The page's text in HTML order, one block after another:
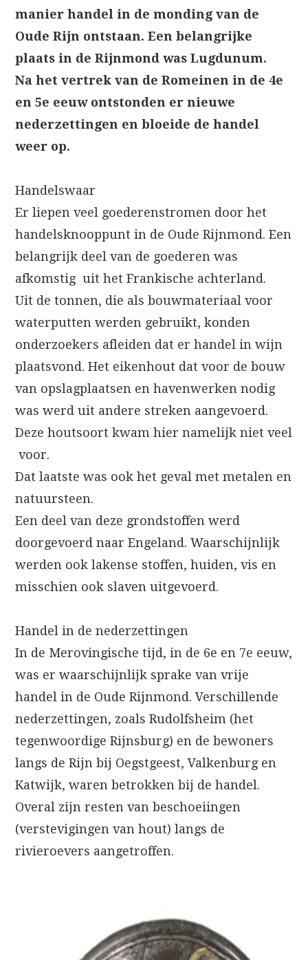
manier handel in de monding van de
Oude Rijn ontstaan. Een belangrijke
plaats in de Rijnmond was Lugdunum.
Na het vertrek van de Romeinen in de 4e
en 5e eeuw ontstonden er nieuwe
nederzettingen en bloeide de handel
weer op.
Handelswaar
Er liepen veel goederenstromen door het
handelsknooppunt in de Oude Rijnmond. Een
belangrijk deel van de goederen was
afkomstig uit het Frankische achterland.
Uit de tonnen, die als bouwmateriaal voor
waterputten werden gebruikt, konden
onderzoekers afleiden dat er handel in wijn
plaatsvond. Het eikenhout dat voor de bouw
van opslagplaatsen en havenwerken nodig
was werd uit andere streken aangevoerd.
Deze houtsoort kwam hier namelijk niet veel
voor.
Dat laatste was ook het geval met metalen en
natuursteen.
Een deel van deze grondstoffen werd
doorgevoerd naar Engeland. Waarschijnlijk
werden ook lakense stoffen, huiden, vis en
misschien ook slaven uitgevoerd.
Handel in de nederzettingen
In de Merovingische tijd, in de 6e en 7e eeuw,
was er waarschijnlijk sprake van vrije
handel in de Oude Rijnmond. Verschillende
nederzettingen, zoals Rudolfsheim (het
tegenwoordige Rijnsburg) en de bewoners
langs de Rijn bij Oegstgeest, Valkenburg en
Katwijk, waren betrokken bij de handel.
Overal zijn resten van beschoeiingen
(verstevigingen van hout) langs de
rivieroevers aangetroffen.